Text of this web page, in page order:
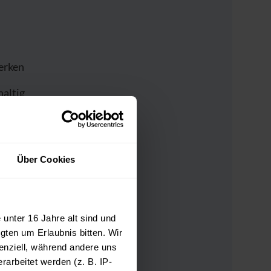
Über Cookies
16 Jahre alt sind und
um Erlaubnis bitten. Wir
während andere uns
werden (z. B. IP-